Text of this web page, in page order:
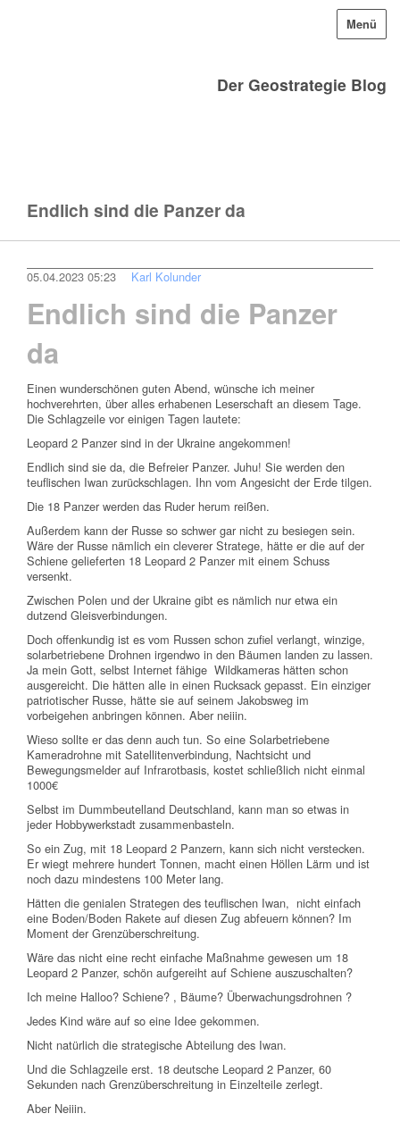
Der Geostrategie Blog
Menü
Endlich sind die Panzer da
05.04.2023 05:23 Karl Kolunder
Endlich sind die Panzer
da
Einen wunderschönen guten Abend, wünsche ich meiner
hochverehrten, über alles erhabenen Leserschaft an diesem Tage.
Die Schlagzeile vor einigen Tagen lautete:
Leopard 2 Panzer sind in der Ukraine angekommen!
Endlich sind sie da, die Befreier Panzer. Juhu! Sie werden den
teuflischen Iwan zurückschlagen. Ihn vom Angesicht der Erde tilgen.
Die 18 Panzer werden das Ruder herum reißen.
Außerdem kann der Russe so schwer gar nicht zu besiegen sein.
Wäre der Russe nämlich ein cleverer Stratege, hätte er die auf der
Schiene gelieferten 18 Leopard 2 Panzer mit einem Schuss
versenkt.
Zwischen Polen und der Ukraine gibt es nämlich nur etwa ein
dutzend Gleisverbindungen.
Doch offenkundig ist es vom Russen schon zufiel verlangt, winzige,
solarbetriebene Drohnen irgendwo in den Bäumen landen zu lassen.
Ja mein Gott, selbst Internet fähige Wildkameras hätten schon
ausgereicht. Die hätten alle in einen Rucksack gepasst. Ein einziger
patriotischer Russe, hätte sie auf seinem Jakobsweg im
vorbeigehen anbringen können. Aber neiiin.
Wieso sollte er das denn auch tun. So eine Solarbetriebene
Kameradrohne mit Satellitenverbindung, Nachtsicht und
Bewegungsmelder auf Infrarotbasis, kostet schließlich nicht einmal
1000€
Selbst im Dummbeutelland Deutschland, kann man so etwas in
jeder Hobbywerkstadt zusammenbasteln.
So ein Zug, mit 18 Leopard 2 Panzern, kann sich nicht verstecken.
Er wiegt mehrere hundert Tonnen, macht einen Höllen Lärm und ist
noch dazu mindestens 100 Meter lang.
Hätten die genialen Strategen des teuflischen Iwan, nicht einfach
eine Boden/Boden Rakete auf diesen Zug abfeuern können? Im
Moment der Grenzüberschreitung.
Wäre das nicht eine recht einfache Maßnahme gewesen um 18
Leopard 2 Panzer, schön aufgereiht auf Schiene auszuschalten?
Ich meine Halloo? Schiene? , Bäume? Überwachungsdrohnen ?
Jedes Kind wäre auf so eine Idee gekommen.
Nicht natürlich die strategische Abteilung des Iwan.
Und die Schlagzeile erst. 18 deutsche Leopard 2 Panzer, 60
Sekunden nach Grenzüberschreitung in Einzelteile zerlegt.
Aber Neiiin.